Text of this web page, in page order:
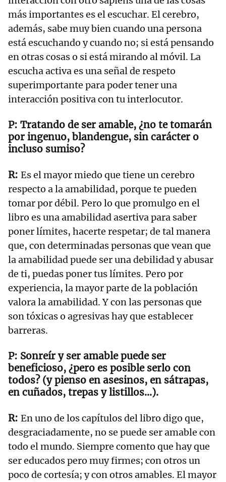
más importantes es el escuchar. El cerebro,
además, sabe muy bien cuando una persona
está escuchando y cuando no; si está pensando
en otras cosas o si está mirando al móvil. La
escucha activa es una señal de respeto
superimportante para poder tener una
interacción positiva con tu interlocutor.
Tratando de ser amable, ¿no te tomarán
por ingenuo, blandengue, sin carácter o
incluso sumiso?
Es el mayor miedo que tiene un cerebro
respecto a la amabilidad, porque te pueden
tomar por débil. Pero lo que promulgo en el
libro es una amabilidad asertiva para saber
poner límites, hacerte respetar; de tal manera
que, con determinadas personas que vean que
la amabilidad puede ser una debilidad y abusar
de ti, puedas poner tus límites. Pero por
experiencia, la mayor parte de la población
valora la amabilidad. Y con las personas que
son tóxicas o agresivas hay que establecer
barreras.
Sonreír y ser amable puede ser
beneficioso, ¿pero es posible serlo con
todos? (y pienso en asesinos, en sátrapas,
en cuñados, trepas y listillos…).
En uno de los capítulos del libro digo que,
desgraciadamente, no se puede ser amable con
todo el mundo. Siempre comento que hay que
ser educados pero muy firmes; con otros un
poco de cortesía; y con otros amables. El mayor